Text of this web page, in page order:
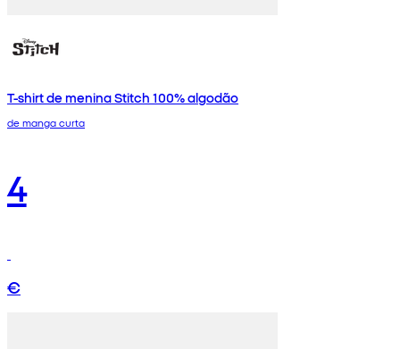
T-shirt de menina Stitch 100% algodão
de manga curta
4
€